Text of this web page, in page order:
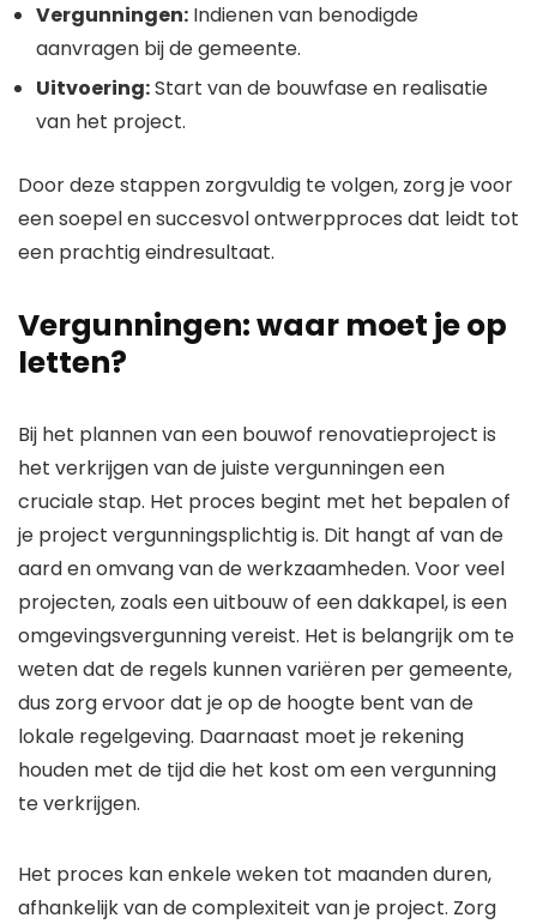
Vergunningen: Indienen van benodigde
aanvragen bij de gemeente.
Uitvoering:Start van de bouwfase en realisatie
van het project.
Door deze stappen zorgvuldig te volgen, zorg je voor
een soepel en succesvol ontwerpproces dat leidt tot
een prachtig eindresultaat.
Vergunningen: waar moet je op
letten?
Bij het plannen van een bouwof renovatieproject is
het verkrijgen van de juiste vergunningen een
cruciale stap. Het proces begint met het bepalen of
je project vergunningsplichtig is. Dit hangt af van de
aard en omvang van de werkzaamheden. Voor veel
projecten, zoals een uitbouw of een dakkapel, is een
omgevingsvergunning vereist. Het is belangrijk om te
weten dat de regels kunnen variëren per gemeente,
dus zorg ervoor dat je op de hoogte bent van de
lokale regelgeving. Daarnaast moet je rekening
houden met de tijd die het kost om een vergunning
te verkrijgen.
Het proces kan enkele weken tot maanden duren,
afhankelijk van de complexiteit van je project. Zorg